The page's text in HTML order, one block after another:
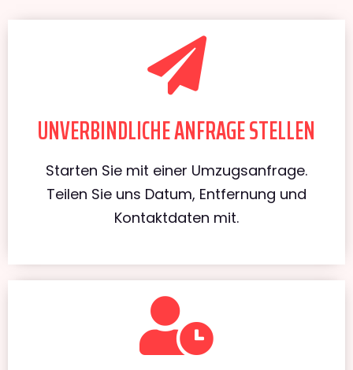
UNVERBINDLICHE ANFRAGE STELLEN
Starten Sie mit einer Umzugsanfrage.
Teilen Sie uns Datum, Entfernung und
Kontaktdaten mit.